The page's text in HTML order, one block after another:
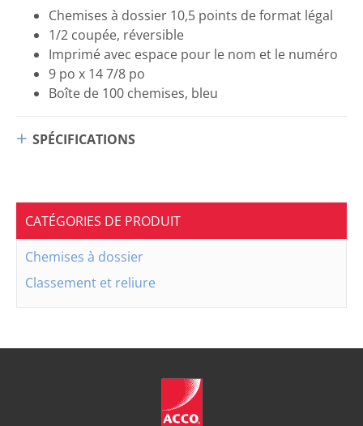
Chemises à dossier 10,5 points de format légal
1/2 coupée, réversible
Imprimé avec espace pour le nom et le numéro
9 po x 14 7/8 po
Boîte de 100 chemises, bleu
SPÉCIFICATIONS
CATÉGORIES DE PRODUIT
Chemises à dossier
Classement et reliure